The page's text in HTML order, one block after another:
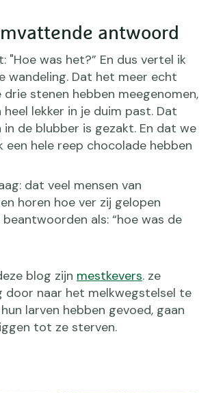
antwoord
"Hoe was het?” En dus vertel ik
wandeling. Dat het meer echt
drie stenen hebben meegenomen,
lekker in je duim past. Dat
de blubber is gezakt. En dat we
een hele reep chocolade hebben
dat veel mensen van
horen hoe ver zij gelopen
beantwoorden als: “hoe was de
blog zijn mestkevers. ze
door naar het melkwegstelsel te
larven hebben gevoed, gaan
tot ze sterven.